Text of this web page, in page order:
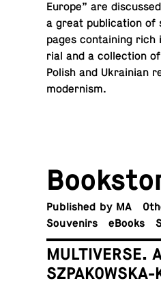
Europe” are
a great pub­li­ca­tion of
pages con­tain­ing
r­ial and a col­lec­tion
Polish and Ukrain­ian
modernism.
Pub­lished by MA
Sou­venirs
eBooks
MULTIVERSE.
SZPAKOWSKA-